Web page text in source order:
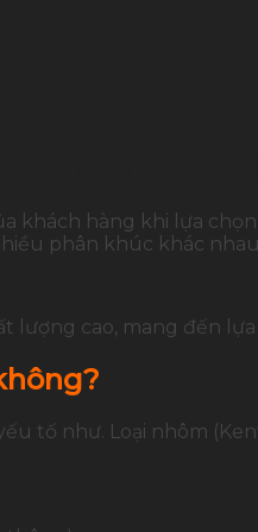
mới nhất từ
khách hàng khi lựa
phân khúc khác
lượng cao, mang đến
tố như. Loại nhôm